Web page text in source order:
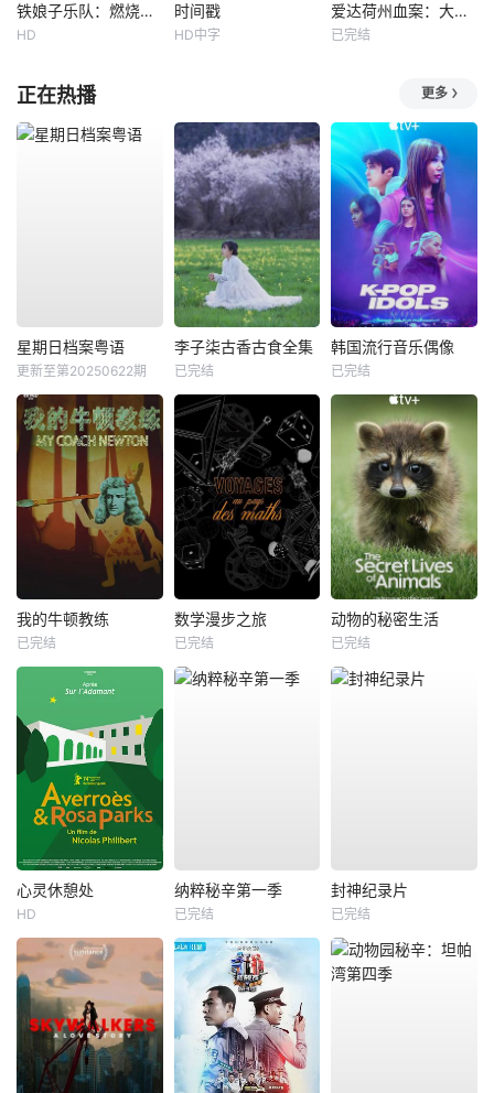
铁娘子乐队：燃烧雄心
HD
时间戳
HD中字
爱达荷州血案：大学梦魇
已完结
正在热播 更多
星期日档案粤语
更新至第20250622期
李子柒古香古食全集
已完结
韩国流行音乐偶像
已完结
我的牛顿教练
已完结
数学漫步之旅
已完结
动物的秘密生活
已完结
心灵休憩处
HD
纳粹秘辛第一季
已完结
封神纪录片
已完结